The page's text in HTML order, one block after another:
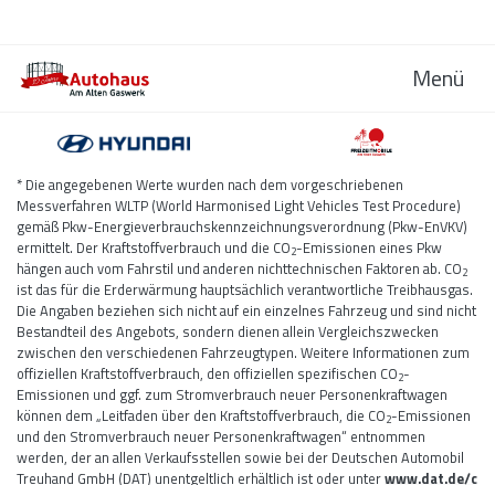
Menü
* Die angegebenen Werte wurden nach dem vorgeschriebenen
Messverfahren WLTP (World Harmonised Light Vehicles Test Procedure)
gemäß Pkw-Energieverbrauchskennzeichnungsverordnung (Pkw-EnVKV)
ermittelt. Der Kraftstoffverbrauch und die CO2-Emissionen eines Pkw
hängen auch vom Fahrstil und anderen nichttechnischen Faktoren ab. CO2
ist das für die Erderwärmung hauptsächlich verantwortliche Treibhausgas.
Die Angaben beziehen sich nicht auf ein einzelnes Fahrzeug und sind nicht
Bestandteil des Angebots, sondern dienen allein Vergleichszwecken
zwischen den verschiedenen Fahrzeugtypen. Weitere Informationen zum
offiziellen Kraftstoffverbrauch, den offiziellen spezifischen CO2-
Emissionen und ggf. zum Stromverbrauch neuer Personenkraftwagen
können dem „Leitfaden über den Kraftstoffverbrauch, die CO2-Emissionen
und den Stromverbrauch neuer Personenkraftwagen“ entnommen
werden, der an allen Verkaufsstellen sowie bei der Deutschen Automobil
Treuhand GmbH (DAT) unentgeltlich erhältlich ist oder unterwww.dat.de/c